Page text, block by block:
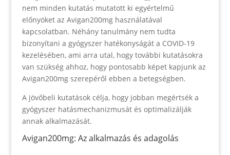
nem minden kutatás mutatott ki egyértelmű
előnyöket az Avigan200mg használatával
kapcsolatban. Néhány tanulmány nem tudta
bizonyítani a gyógyszer hatékonyságát a COVID-19
kezelésében, ami arra utal, hogy további kutatásokra
van szükség ahhoz, hogy pontosabb képet kapjunk az
Avigan200mg szerepéről ebben a betegségben.
A jövőbeli kutatások célja, hogy jobban megértsék a
gyógyszer hatásmechanizmusát és optimalizálják
annak alkalmazását.
Avigan200mg: Az alkalmazás és adagolás